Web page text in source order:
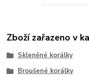
Zboží zařazeno v
Skleněné korálky
Broušené korálky